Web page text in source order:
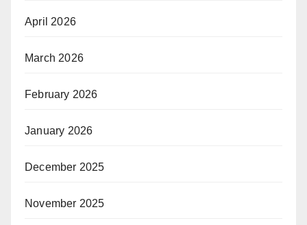
April 2026
March 2026
February 2026
January 2026
December 2025
November 2025